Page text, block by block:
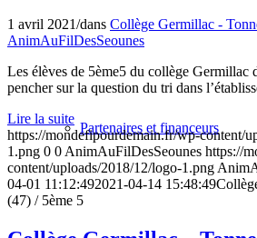
Partenaires et financeurs
1 avril 2021/dans Collège Germillac -
AnimAuFilDesSeounes
Les élèves de 5ème5 du collège Germillac
pencher sur la question du tri dans
Lire la suite
https://mondefipourdemain.fr/wp-content/
1.png 0 0 AnimAuFilDesSeounes https://
content/uploads/2018/12/logo-1.png
04-01 11:12:492021-04-14 15:48:49
(47) / 5ème 5